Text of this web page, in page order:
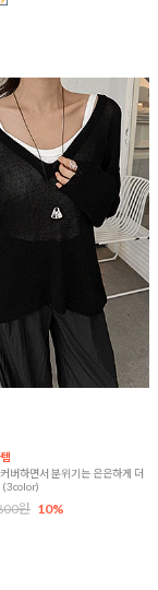
버하면서 분위기는 은은하게 더
(3color)
원 10%